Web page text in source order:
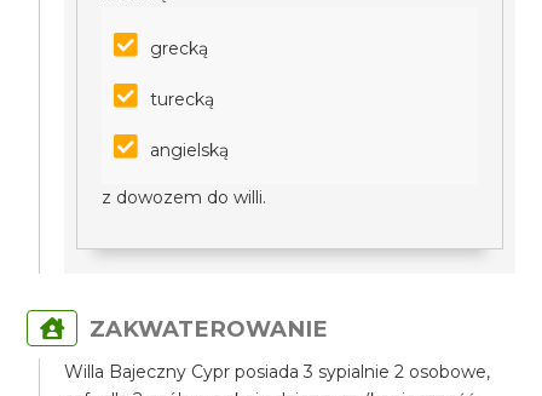
grecką
turecką
angielską
z dowozem do willi.
ZAKWATEROWANIE
Willa Bajeczny Cypr posiada 3 sypialnie 2 osobowe,